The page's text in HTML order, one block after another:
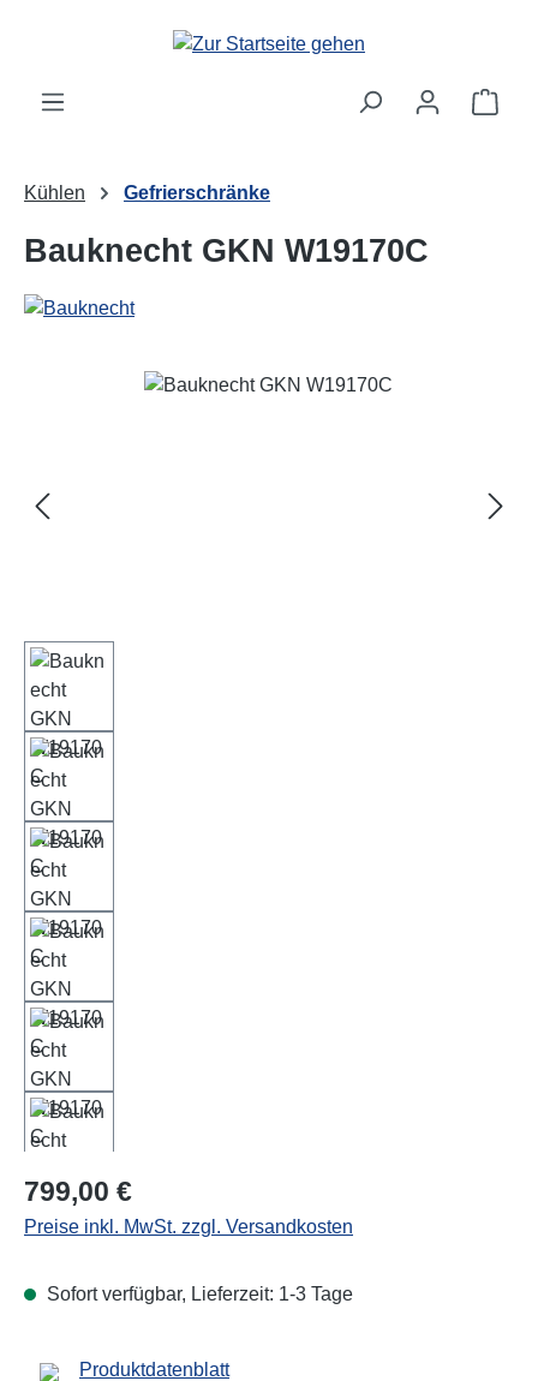
Zum Hauptinhalt springen
Kühlen Gefrierschränke
Bauknecht GKN W19170C
Bildergalerie überspringen
Regulärer Preis:
799,00 €
Preise inkl. MwSt. zzgl. Versandkosten
Sofort verfügbar, Lieferzeit: 1-3 Tage
Produktdatenblatt